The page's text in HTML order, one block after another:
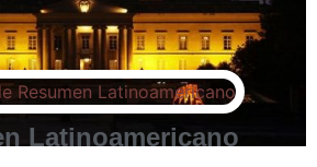
Latinoamericano